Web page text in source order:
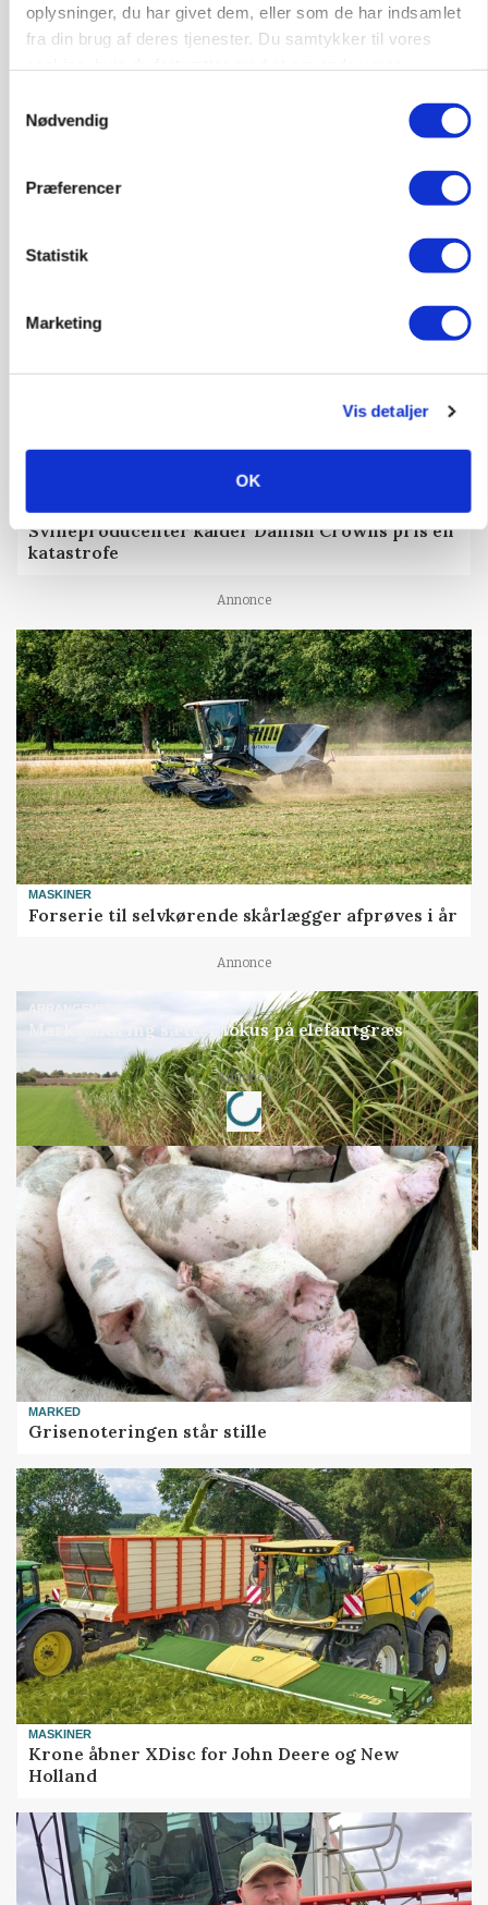
oplysninger, du har givet dem, eller som de har indsamlet
fra din brug af deres tjenester. Du samtykker til vores
Nødvendig
Præferencer
Statistik
Marketing
Vis detaljer
OK
PLANTER
GRISE
Svineproducenter kalder Danish Crowns pris en
katastrofe
Annonce
MASKINER
Forserie til selvkørende skårlægger afprøves i år
Annonce
ARRANGEMENT
Markvandring sætter fokus på elefantgræs
Annonce
Loading...
MARKED
Grisenoteringen står stille
MASKINER
Krone åbner XDisc for John Deere og New
Holland